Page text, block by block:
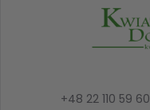
+48 22 110 59 60